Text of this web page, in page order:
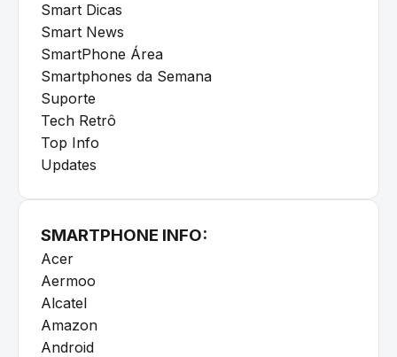
Smart Dicas
Smart News
SmartPhone Área
Smartphones da Semana
Suporte
Tech Retrô
Top Info
Updates
SMARTPHONE INFO:
Acer
Aermoo
Alcatel
Amazon
Android